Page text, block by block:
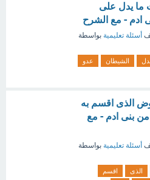
ما يدل على
ادم - مع الشرح
أسئلة تعليمية بواسطة
الشيطان
عدو
الذى اقسم به
من بنى ادم - مع
أسئلة تعليمية بواسطة
الذى
اقسم